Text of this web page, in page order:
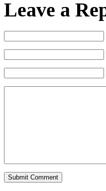
Leave a